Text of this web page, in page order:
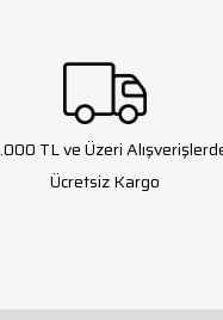
TL ve Üzeri
Ücretsiz Kargo